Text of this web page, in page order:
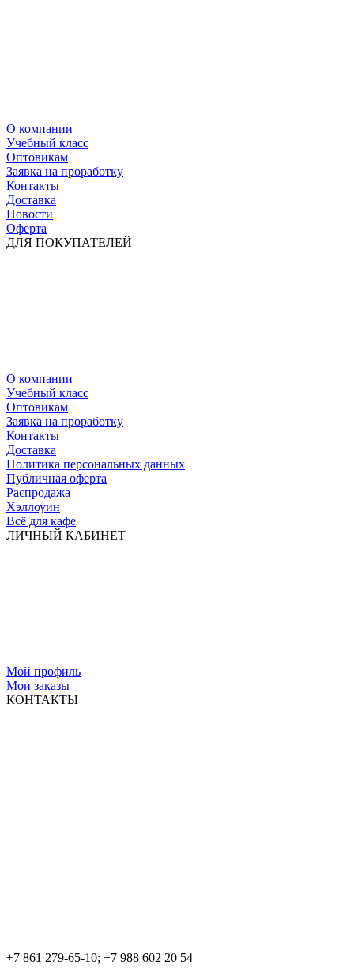
О компании
Учебный класс
Оптовикам
Заявка на проработку
Контакты
Доставка
Новости
Оферта
ДЛЯ ПОКУПАТЕЛЕЙ
О компании
Учебный класс
Оптовикам
Заявка на проработку
Контакты
Доставка
Политика персональных данных
Публичная оферта
Распродажа
Хэллоуин
Всё для кафе
ЛИЧНЫЙ КАБИНЕТ
Мой профиль
Мои заказы
КОНТАКТЫ
+7 861 279-65-10; +7 988 602 20 54